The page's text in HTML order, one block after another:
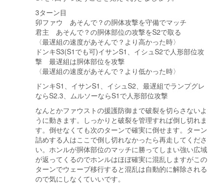
3ターン目
卯ファウ あそんで？の胴体攻撃を守備でマッチ
君主 あそんで？の胴体部位の攻撃をS2で取る
〈最遅組の速度があそんで？より高かった時〉
ドンキS3(S1でも可)イサンS1、イシュS2で人形部位攻
撃 最遅組は胴体部位を攻撃
〈最遅組の速度があそんで？より低かった時〉
ドンキS1、イサンS1、イシュS2、最遅組でランプグレ
ならS2.3、ムルソーならS1で人形部位攻撃
なんとかファウストの援護防御まで破裂を切らさないよ
うに動きます。しっかりと破裂を管理すれば倒し切れま
す。倒せなくても次のターンで確実に倒せます。ターン
詰めする人はここで倒し切れなかったら再走してくださ
い。ホンルが胴体部位のマッチに勝ってしまい強い広域
が返ってくるのでホンルはほぼ確実に混乱しますがこの
ターンでウェーブ移行すると混乱は自動的に解除される
ので気にしなくていいです。